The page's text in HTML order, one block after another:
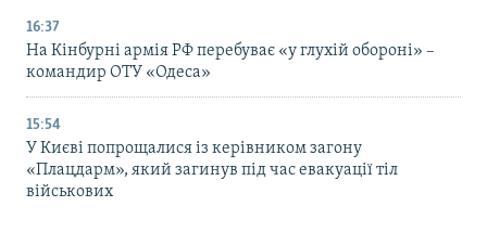
16:37
На Кінбурні армія РФ перебуває «у глухій обороні» –
командир ОТУ «Одеса»
15:54
У Києві попрощалися із керівником загону
«Плацдарм», який загинув під час евакуації тіл
військових